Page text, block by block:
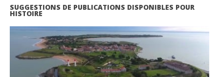
SUGGESTIONS DE PUBLICATIONS DISPONIBLES POUR
HISTOIRE